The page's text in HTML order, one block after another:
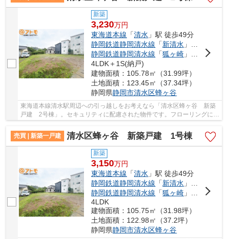
新築
3,230万円
東海道本線 「清水 」駅 徒歩49分
静岡鉄道静岡清水線 「新清水 」駅 徒歩53分
静岡鉄道静岡清水線 「狐ヶ崎 」駅 徒歩55分
4LDK＋1S(納戸)
建物面積：105.78㎡（31.99坪）
土地面積：123.45㎡（37.34坪）
静岡県静岡市清水区蜂ヶ谷
東海道本線清水駅周辺への引っ越しをお考えなら「清水区蜂ヶ谷 新築
戸建 2号棟」。セキュリティに配慮された物件です。フローリングに小
さな畳を置くと、簡単にインテリアも楽しめま...
売買 | 新築一戸建
清水区蜂ヶ谷 新築戸建 1号棟
新築
3,150万円
東海道本線 「清水 」駅 徒歩49分
静岡鉄道静岡清水線 「新清水 」駅 徒歩53分
静岡鉄道静岡清水線 「狐ヶ崎 」駅 徒歩55分
4LDK
建物面積：105.75㎡（31.98坪）
土地面積：122.98㎡（37.2坪）
静岡県静岡市清水区蜂ヶ谷